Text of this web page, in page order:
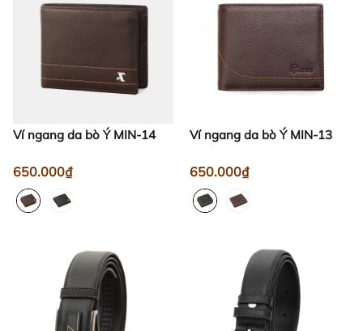
Ví ngang da bò Ý MIN-14
650.000₫
Ví ngang da bò Ý MIN-13
650.000₫